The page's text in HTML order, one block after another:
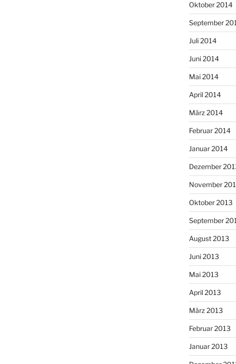
Oktober 2014
September
Juli 2014
Juni 2014
Mai 2014
April 2014
März 2014
Februar 2014
Januar 2014
Dezember
November
Oktober 2013
September
August 2013
Juni 2013
Mai 2013
April 2013
März 2013
Februar 2013
Januar 2013